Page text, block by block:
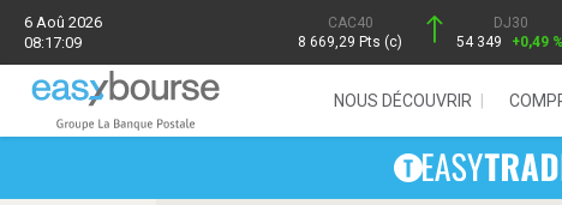
6 Aoû 2026
08:17:09
CAC40
8 669,29 Pts (c)
DJ30
54 349
+0,49 %
NOUS DÉCOUVRIR